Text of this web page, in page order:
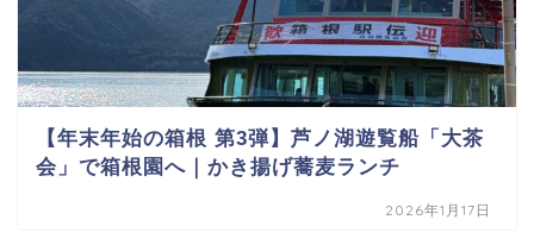
【年末年始の箱根 第3弾】芦ノ湖遊覧船「大茶
会」で箱根園へ｜かき揚げ蕎麦ランチ
2026年1月17日